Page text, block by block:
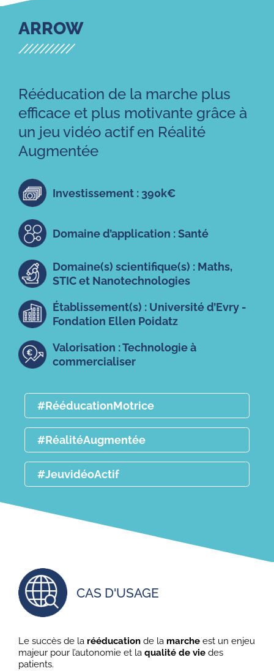
ARROW
Rééducation de la marche plus
efficace et plus motivante grâce à
un jeu vidéo actif en Réalité
Augmentée
Investissement : 390k€
Domaine d’application : Santé
Domaine(s) scientifique(s) : Maths,
STIC et Nanotechnologies
Établissement(s) : Université d’Evry -
Fondation Ellen Poidatz
Valorisation : Technologie à
commercialiser
#RééducationMotrice
#RéalitéAugmentée
#JeuvidéoActif
CAS D'USAGE
Le succès de la rééducationde lamarcheest un enjeu
majeur pour l’autonomie et la qualité de viedes
patients.